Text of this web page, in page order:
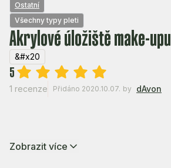
Ostatní
Všechny typy pleti
Akrylové úložiště make-upu
&#x20
5
1 recenze Přidáno 2020.10.07. by dAvon
Zobrazit více